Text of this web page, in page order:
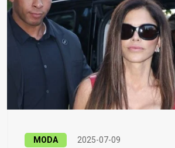
MODA 2025-07-09